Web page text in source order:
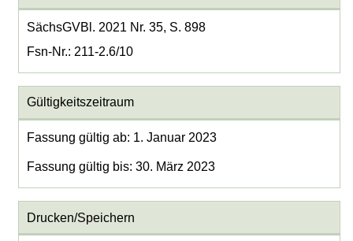
SächsGVBl. 2021 Nr. 35, S. 898
Fsn-Nr.: 211-2.6/10
Gültigkeitszeitraum
Fassung gültig ab: 1. Januar 2023
Fassung gültig bis: 30. März 2023
Drucken/Speichern